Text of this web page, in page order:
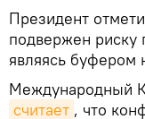
Президент
подвержен риску
являясь буфером
Международный
считает , что